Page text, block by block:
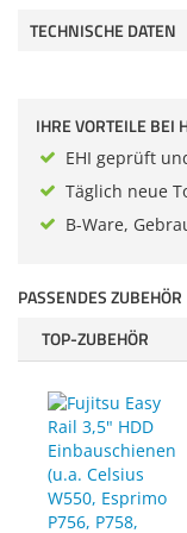
TECHNISCHE DATEN
IHRE VORTEILE BEI
EHI geprüft
Täglich neue
B-Ware,
PASSENDES ZUBEHÖR
TOP-ZUBEHÖR